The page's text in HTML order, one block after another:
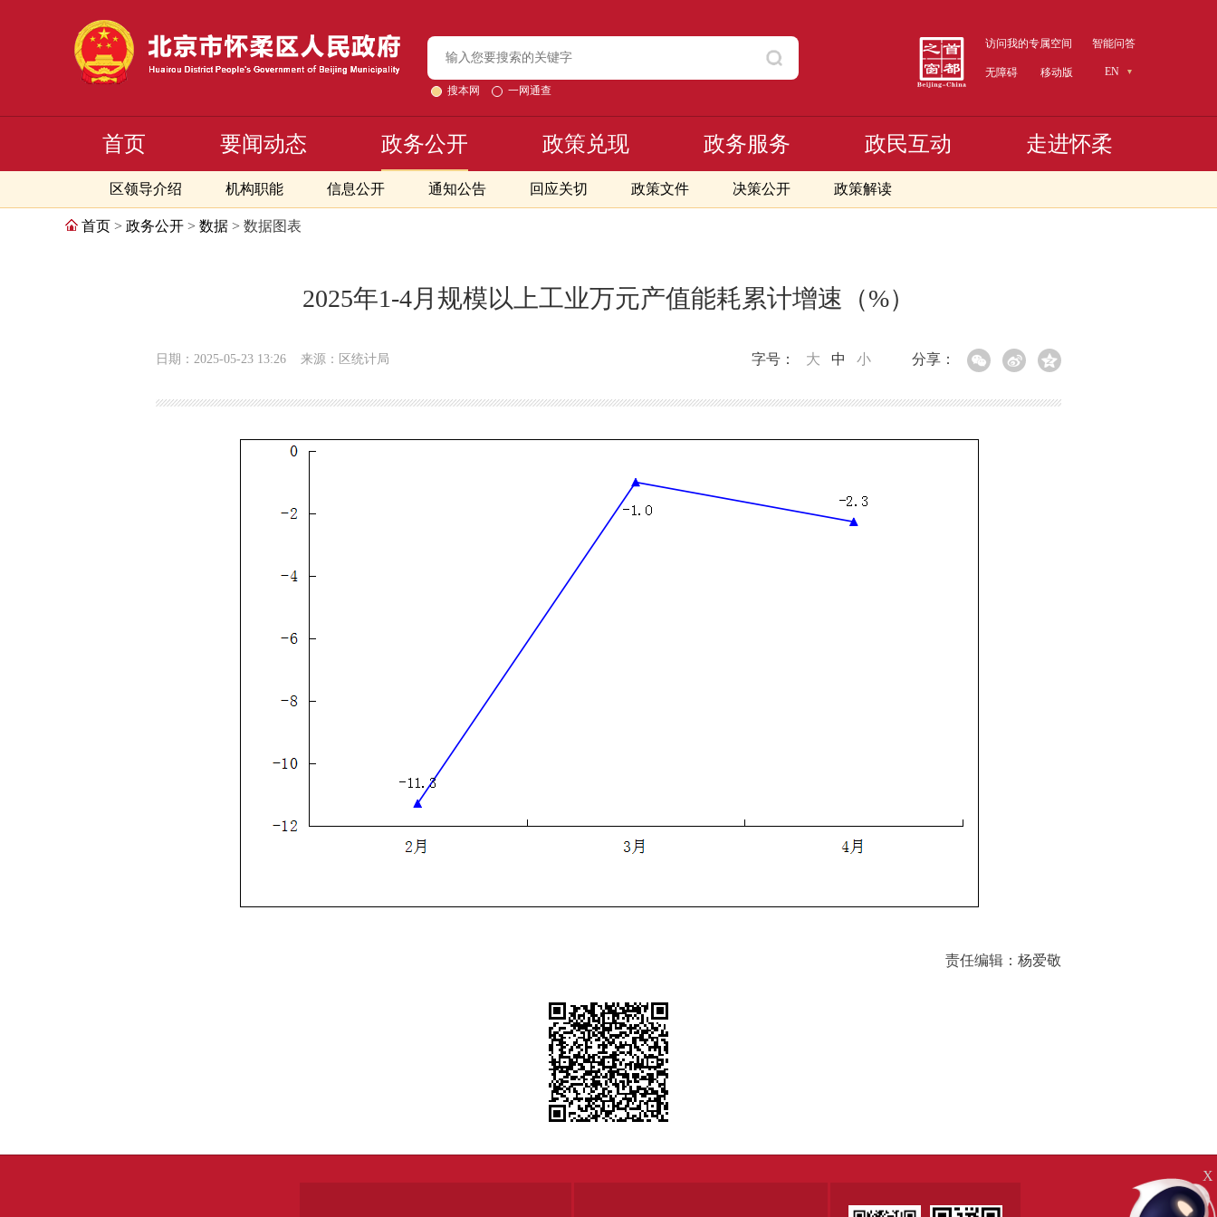
搜本网 一网通查
访问我的专属空间 智能问答
无障碍 移动版 EN
首页 要闻动态 政务公开
区领导介绍 机构职能 信息公开 通知公告 回应关切 政策文件 决策公开 政策解读
政策兑现 政务服务 政民互动 走进怀柔
首页 > 政务公开 > 数据 > 数据图表
2025年1-4月规模以上工业万元产值能耗累计增速（%）
日期：2025-05-23 13:26 来源：区统计局 分享：
字号： 大 中 小
责任编辑：杨爱敬
X